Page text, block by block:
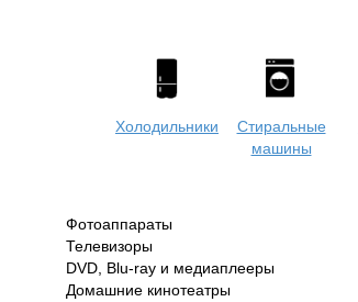
Холодильники
Стиральные
машины
Фотоаппараты
Телевизоры
DVD, Blu-ray и медиаплееры
Домашние кинотеатры